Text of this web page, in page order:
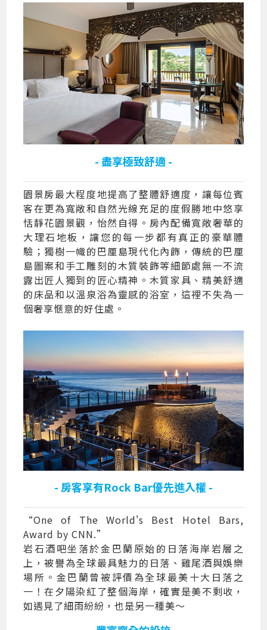
- 盡享極致舒適 -
園景房最大程度地提高了整體舒適度，讓每位賓
客在更為寬敞和自然光線充足的度假勝地中悠享
恬靜花園景觀，怡然自得。房內配備寬敞奢華的
大理石地板，讓您的每一步都有真正的豪華體
驗；獨樹一幟的巴厘島現代化內飾，傳統的巴厘
島圖案和手工雕刻的木質裝飾等細節處無一不流
露出匠人獨到的匠心精神。木質家具、精美舒適
的床品和以溫泉浴為靈感的浴室，這裡不失為一
個奢享愜意的好住處。
- 房客享有Rock Bar優先進入權 -
“One of The World's Best Hotel Bars,
Award by CNN.”
岩石酒吧坐落於金巴蘭原始的日落海岸岩層之
上，被譽為全球最具魅力的日落、雞尾酒與娛樂
場所。金巴蘭曾被評價為全球最美十大日落之
一！在夕陽染紅了整個海岸，確實是美不剩收，
如遇見了細雨紛紛，也是另一種美～